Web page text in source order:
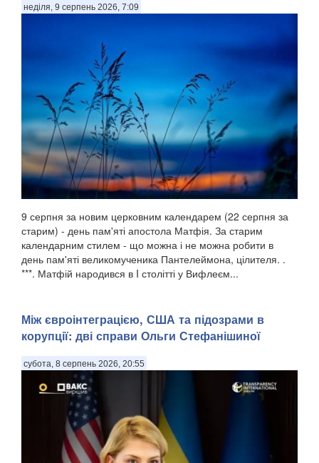
неділя, 9 серпень 2026, 7:09
9 серпня за новим церковним календарем (22 серпня за
старим) - день пам'яті апостола Матфія. За старим
календарним стилем - що можна і не можна робити в
день пам'яті великомученика Пантелеймона, цілителя. .
***. Матфій народився в I столітті у Вифлеєм...
Між євроінтеграцією, США та підозрами в
корупції: дві справи Ольги Стефанішиної
субота, 8 серпень 2026, 20:55